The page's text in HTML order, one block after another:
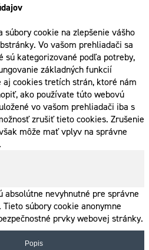
súbory cookie na zlepšenie vášho
Vo vašom prehliadači sa
sú kategorizované podľa potreby,
základných funkcií
cookies tretích strán, ktoré nám
ako používate túto webovú
vo vašom prehliadači iba s
zrušiť tieto cookies. Zrušenie
môže mať vplyv na správne
absolútne nevyhnutné pre správne
súbory cookie anonymne
prvky webovej stránky.
Popis